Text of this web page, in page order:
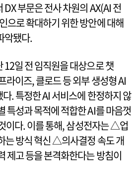
부문은 전사 차원의 AX(AI 전
으로 확대하기 위한 방안에 대해
악됐다.
12일 전 임직원을 대상으로 챗
라이즈, 클로드 등 외부 생성형 AI
. 특정한 AI 서비스에 한정하지 않
특성과 목적에 적합한 AI를 마음껏
이다. 이를 통해, 삼성전자는 △업
는 방식 혁신 △의사결정 속도 개
제고 등을 본격화한다는 방침이